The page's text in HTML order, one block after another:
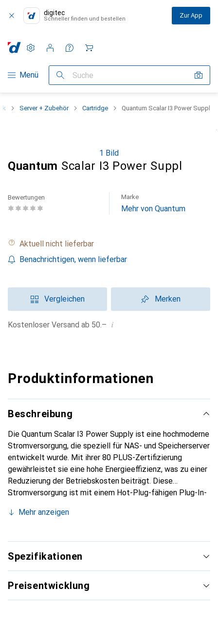
digitec
Schneller finden und bestellen Zur App
Navigation nach Kategorien
Menü Suche
Einstellungen
Kundenkonto
Vergleichslisten
Merklisten
Warenkorb
Server + Zubehör Cartridge Quantum Scalar I3 Power Suppl
1 Bild
Quantum Scalar I3 Power Suppl
Bewertungen Marke
Mehr von Quantum
Aktuell nicht lieferbar
Benachrichtigen, wenn lieferbar
Vergleichen Merken
Kostenloser Versand ab 50.– i
Produktinformationen
Beschreibung
Die Quantum Scalar I3 Power Supply ist eine hochmoderne
Stromversorgung, die speziell für NAS- und Speicherserver
entwickelt wurde. Mit ihrer 80 PLUS-Zertifizierung
gewährleistet sie eine hohe Energieeffizienz, was zu einer
Reduzierung der Betriebskosten beiträgt. Diese
Stromversorgung ist mit einem Hot-Plug-fähigen Plug-In-
Wartung ermöglicht. Die aktive Kühlung mit einem Lüfter
Anzeigen den Betriebsstatus klar anzeigen. Die Quantum
Scalar I3 Power Supply ist die ideale Wahl für Benutzer,
die Zuverlässigkeit und Effizienz in ihren Speicherlösungen
Mehr anzeigen
Spezifikationen
Preisentwicklung